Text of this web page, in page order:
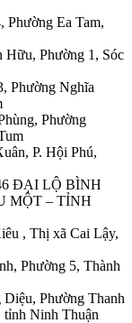
Ea Tam,
Hữu, Phường 1, Sóc
Phường Nghĩa
Phường
P. Hội Phú,
ĐẠI LỘ BÌNH
MỘT – TỈNH
, Thị xã Cai Lậy,
Phường 5, Thành
Phường Thanh
tỉnh Ninh Thuận